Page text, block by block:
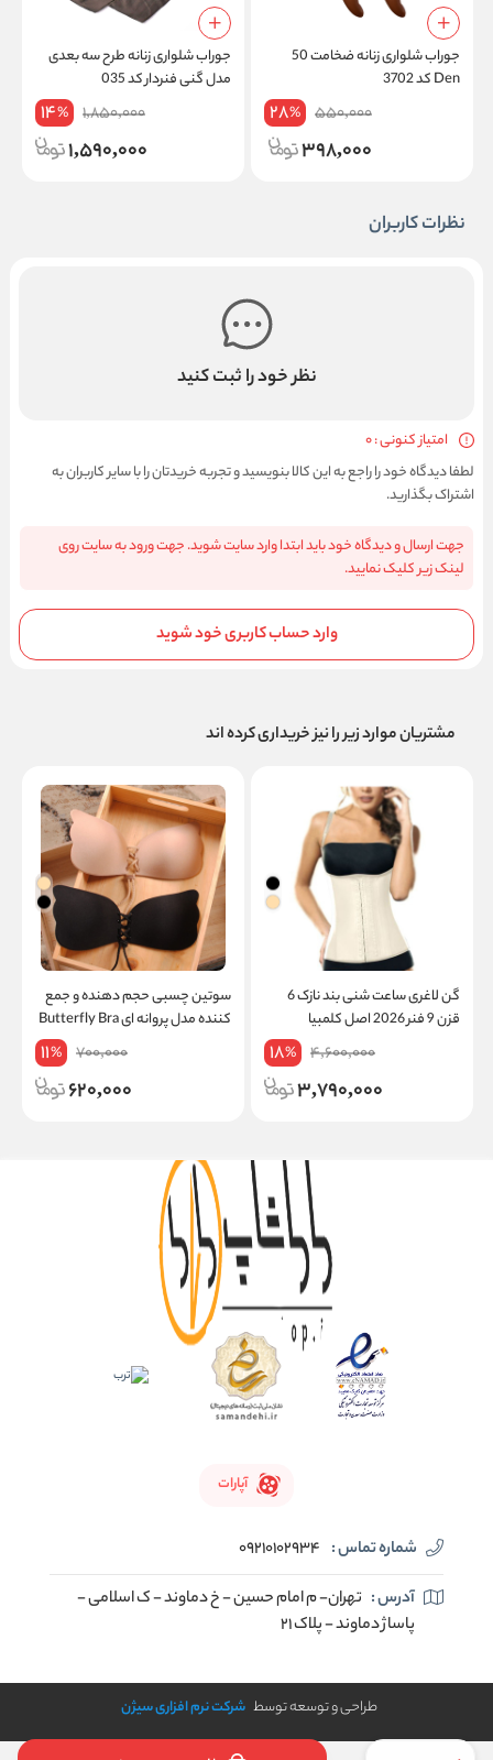
جوراب شلواری زنانه ضخامت 50
Den کد 3702
550,000
28%
398,000
جوراب شلواری زنانه طرح سه بعدی
مدل گنی فنردار کد 035
1,850,000
14%
1,590,000
نظرات کاربران
نظر خود را ثبت کنید
امتیاز کنونی : 0
لطفا دیدگاه خود را راجع به این کالا بنویسید و تجربه خریدتان را با سایر کاربران به
اشتراک بگذارید.
جهت ارسال و دیدگاه خود باید ابتدا وارد سایت شوید. جهت ورود به سایت روی
لینک زیر کلیک نمایید.
وارد حساب کاربری خود شوید
مشتریان موارد زیر را نیز خریداری کرده اند
گن لاغری ساعت شنی بند نازک 6
قزن 9 فنر 2026 اصل کلمبیا
4,600,000
18%
3,790,000
سوتین چسبی حجم دهنده و جمع
کننده مدل پروانه ای Butterfly Bra
700,000
11%
620,000
آپارات
شماره تماس : 09210102934
آدرس : تهران- م امام حسین - خ دماوند - ک اسلامی -
پاساژ دماوند - پلاک 21
طراحی و توسعه توسط شرکت نرم افزاری سیژن